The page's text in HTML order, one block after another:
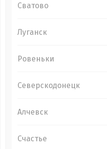
Сватово
Луганск
Ровеньки
Северскодонецк
Алчевск
Счастье